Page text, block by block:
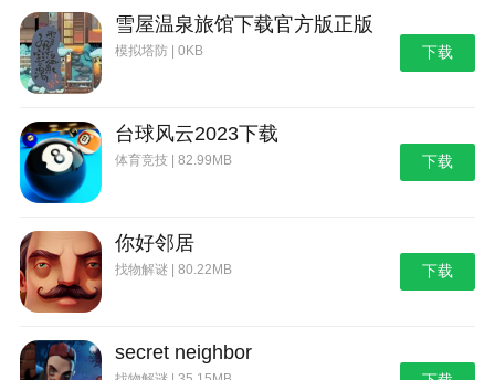
雪屋温泉旅馆下载官方版正版
模拟塔防 | 0KB 下载
台球风云2023下载
体育竞技 | 82.99MB 下载
你好邻居
找物解谜 | 80.22MB 下载
secret neighbor